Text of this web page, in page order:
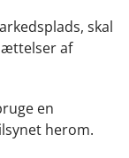
skal
af
en
herom.